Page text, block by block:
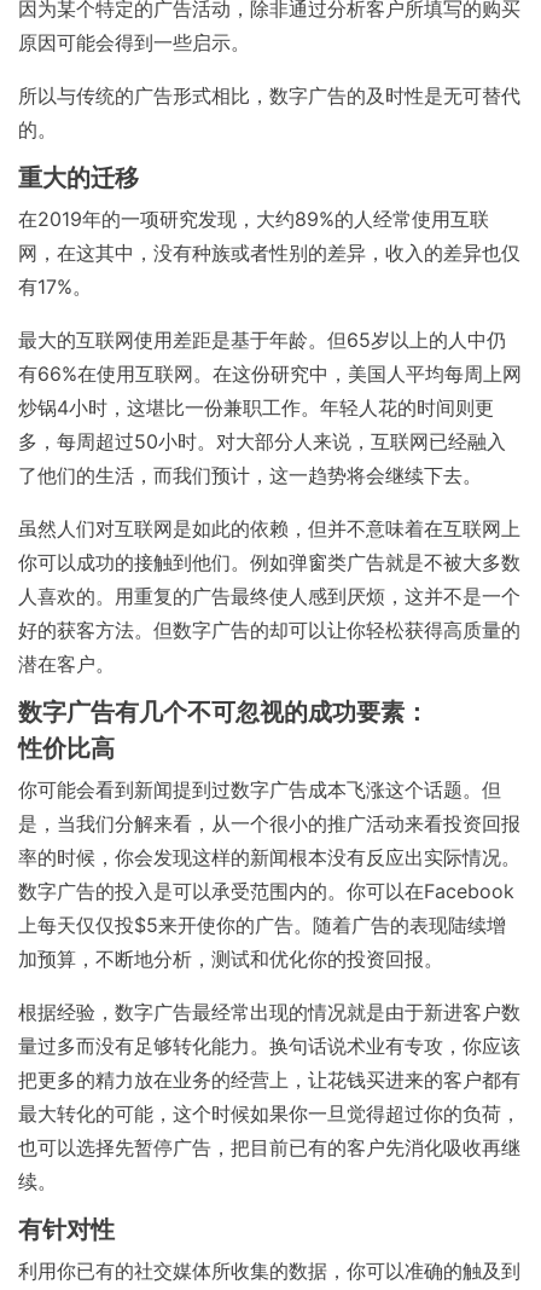
因为某个特定的广告活动，除非通过分析客户所填写的购买
原因可能会得到一些启示。
所以与传统的广告形式相比，数字广告的及时性是无可替代
的。
重大的迁移
在2019年的一项研究发现，大约89%的人经常使用互联
网，在这其中，没有种族或者性别的差异，收入的差异也仅
有17%。
最大的互联网使用差距是基于年龄。但65岁以上的人中仍
有66%在使用互联网。在这份研究中，美国人平均每周上网
炒锅4小时，这堪比一份兼职工作。年轻人花的时间则更
多，每周超过50小时。对大部分人来说，互联网已经融入
了他们的生活，而我们预计，这一趋势将会继续下去。
虽然人们对互联网是如此的依赖，但并不意味着在互联网上
你可以成功的接触到他们。 例如弹窗类广告就是不被大多数
人喜欢的。用重复的广告最终使人感到厌烦，这并不是一个
好的获客方法。但数字广告的却可以让你轻松获得高质量的
潜在客户。
数字广告有几个不可忽视的成功要素：
性价比高
你可能会看到新闻提到过数字广告成本飞涨这个话题。但
是，当我们分解来看，从一个很小的推广活动来看投资回报
率的时候，你会发现这样的新闻根本没有反应出实际情况。
数字广告的投入是可以承受范围内的。你可以在Facebook
上每天仅仅投$5来开使你的广告。随着广告的表现陆续增
加预算，不断地分析，测试和优化你的投资回报。
根据经验，数字广告最经常出现的情况就是由于新进客户数
量过多而没有足够转化能力。换句话说术业有专攻，你应该
把更多的精力放在业务的经营上，让花钱买进来的客户都有
最大转化的可能，这个时候如果你一旦觉得超过你的负荷，
也可以选择先暂停广告，把目前已有的客户先消化吸收再继
续。
有针对性
利用你已有的社交媒体所收集的数据，你可以准确的触及到